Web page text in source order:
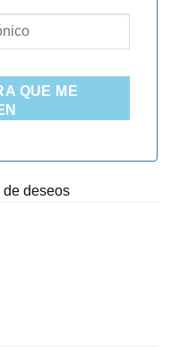
QUE ME
deseos